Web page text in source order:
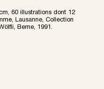
60 illustrations dont 12
Lausanne, Collection
Berne, 1991.